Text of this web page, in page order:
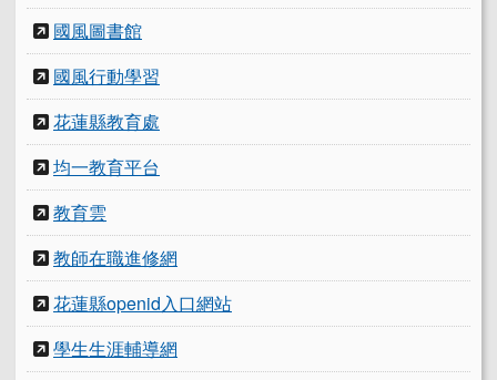
國風圖書館
國風行動學習
花蓮縣教育處
均一教育平台
教育雲
教師在職進修網
花蓮縣openid入口網站
學生生涯輔導網